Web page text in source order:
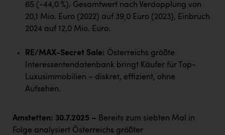
TRAILOMAT & Cycling Austria
VERITAS
Vier Diamanten
Vorlagenportal
Wir besiegen Krebs
ZGONC
65 (-44,0 %). Gesamtwert nach Verdopplung von
20,1 Mio. Euro (2022) auf 39,0 Euro (2023), Einbruch
2024 auf 12,0 Mio. Euro.
RE/MAX-Secret Sale: Österreichs größte
Interessentendatenbank bringt Käufer für Top-
Luxusimmobilien – diskret, effizient, ohne
Aufsehen.
Amstetten: 30.7.2025 – Bereits zum siebten Mal in
Folge analysiert Österreichs größter